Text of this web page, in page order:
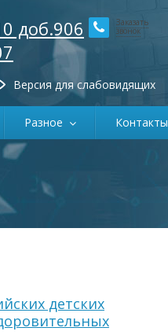
Заказать
звонок
доб.906
Версия для слабовидящих
Разное Контакты
детских